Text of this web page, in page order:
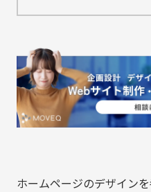
ホームページのデザイン